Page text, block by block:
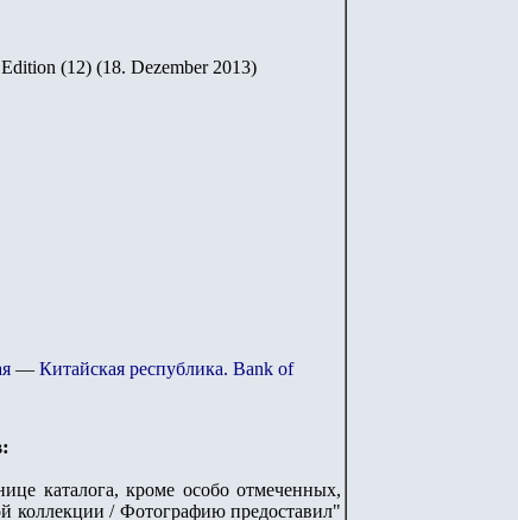
(12) (18. Dezember 2013)
— Китайская республика. Bank of
каталога, кроме особо отмеченных,
коллекции / Фотографию предоставил"